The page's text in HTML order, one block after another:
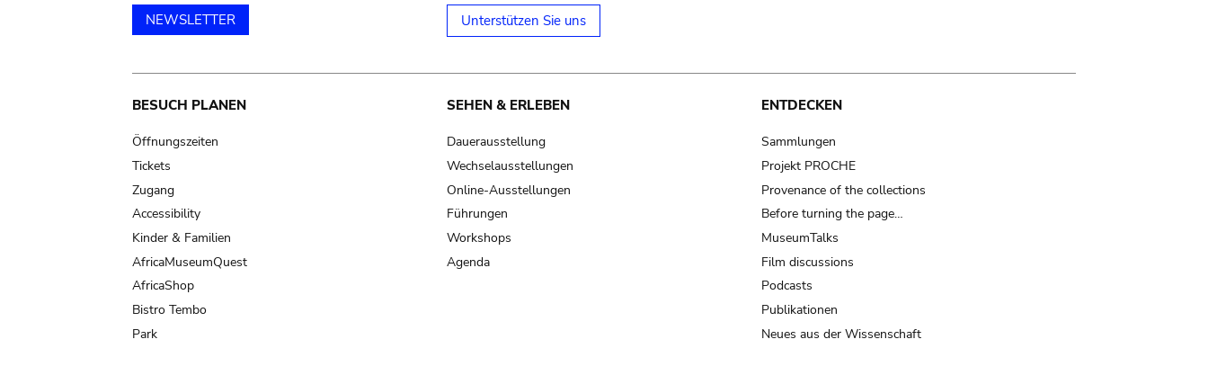
NEWSLETTER Unterstützen Sie uns
Main
navigation
BESUCH PLANEN
Öffnungszeiten
Tickets
Zugang
Accessibility
Kinder & Familien
AfricaMuseumQuest
AfricaShop
Bistro Tembo
Park
SEHEN & ERLEBEN
Dauerausstellung
Wechselausstellungen
Online-Ausstellungen
Führungen
Workshops
Agenda
ENTDECKEN
Sammlungen
Projekt PROCHE
Provenance of the collections
Before turning the page…
MuseumTalks
Film discussions
Podcasts
Publikationen
Neues aus der Wissenschaft